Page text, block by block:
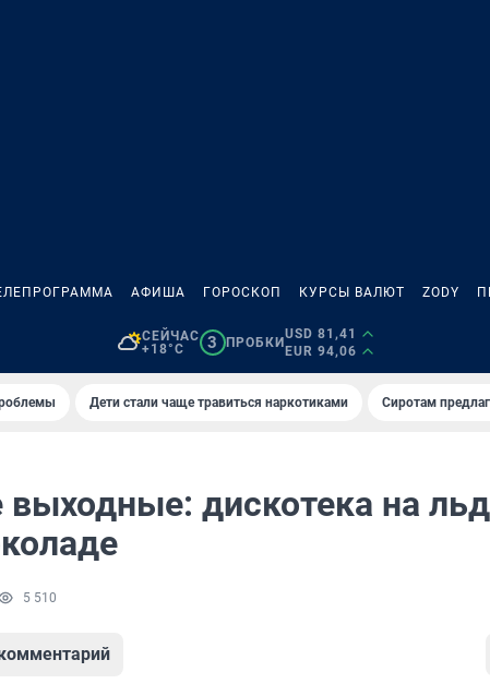
АФИША ГОРОСКОП КУРСЫ ВАЛЮТ ZODY
СЕЙЧАС
+18°C
3 ПРОБКИ
USD 81,41
EUR 94,06
Дети стали чаще травиться наркотиками Сиротам
дискотека на
5 510